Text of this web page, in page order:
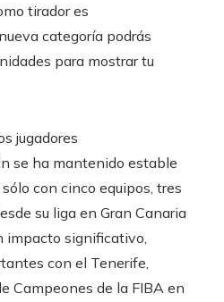
tirador es
categoría podrás
para mostrar tu
jugadores
se ha mantenido estable
con cinco equipos, tres
su liga en Gran Canaria
impacto significativo,
con el Tenerife,
Campeones de la FIBA ​​​​en